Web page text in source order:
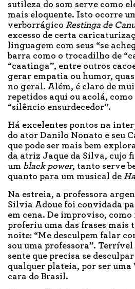
sutileza do som serve como
mais eloquente. Isto ocorre
verborrágico Restinga de
excesso de certa
linguagem com seus “se
barra como o trocadilho de
“caatinga”, entre outros
gerar empatia ou humor,
no geral. Além, é claro de
repetidos aqui ou acolá,
“silêncio ensurdecedor”.
Há excelentes pontos na
do ator Danilo Nonato e seu
que pode ser mais bem
da atriz Jaque da Silva, cujo
um black power, tanto serve
quanto para um musical de
Na estreia, a professora
Silvia Adoue foi convidada
em cena. De improviso,
proferiu uma das frases mais
noite: “Me desculpem falar
sou uma professora”.
sente que precisa se
qualquer plateia, por ser uma
cara do Brasil.